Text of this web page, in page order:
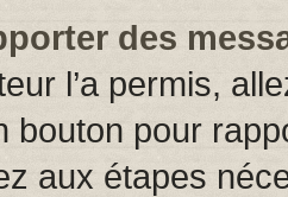
des
l’a permis,
bouton pour
aux étapes